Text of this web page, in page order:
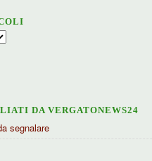
DA VERGATONEWS24
segnalare